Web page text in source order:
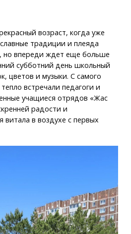
возраст, когда уже
традиции и плеяда
но впереди ждет еще больше
субботний день школьный
цветов и музыки. С самого
встречали педагоги и
учащиеся отрядов «Жас
радости и
витала в воздухе с первых